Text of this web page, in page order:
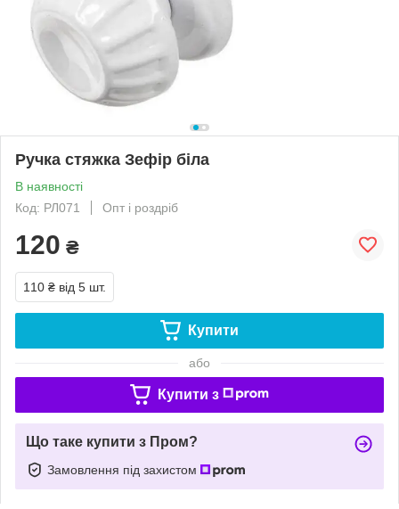
Ручка стяжка Зефір біла
В наявності
Код: РЛ071
Опт і роздріб
120 ₴
110 ₴ від 5 шт.
Купити
або
Купити з
Що таке купити з Пром?
Замовлення під захистом